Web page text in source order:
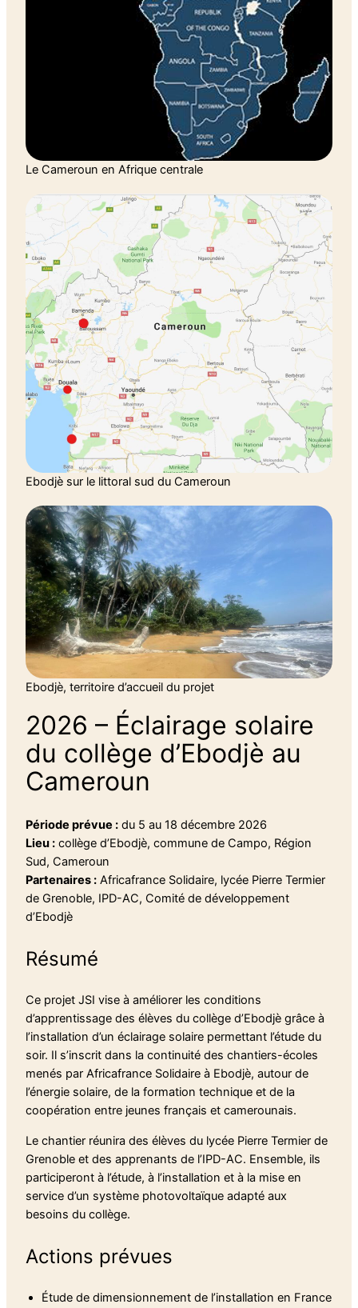
Le Cameroun en Afrique centrale
Ebodjè sur le littoral sud du Cameroun
Ebodjè, territoire d’accueil du projet
2026 – Éclairage solaire
du collège d’Ebodjè au
Cameroun
Période prévue : du 5 au 18 décembre 2026
Lieu : collège d’Ebodjè, commune de Campo, Région
Sud, Cameroun
Partenaires : Africafrance Solidaire, lycée Pierre Termier
de Grenoble, IPD-AC, Comité de développement
d’Ebodjè
Résumé
Ce projet JSI vise à améliorer les conditions
d’apprentissage des élèves du collège d’Ebodjè grâce à
l’installation d’un éclairage solaire permettant l’étude du
soir. Il s’inscrit dans la continuité des chantiers-écoles
menés par Africafrance Solidaire à Ebodjè, autour de
l’énergie solaire, de la formation technique et de la
coopération entre jeunes français et camerounais.
Le chantier réunira des élèves du lycée Pierre Termier de
Grenoble et des apprenants de l’IPD-AC. Ensemble, ils
participeront à l’étude, à l’installation et à la mise en
service d’un système photovoltaïque adapté aux
besoins du collège.
Actions prévues
Étude de dimensionnement de l’installation en France